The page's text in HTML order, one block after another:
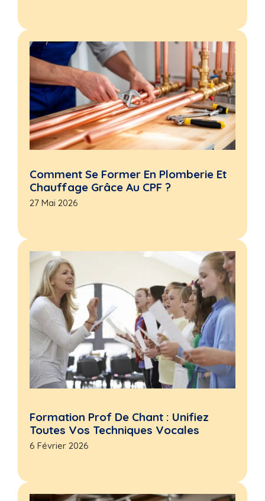
Comment Se Former En Plomberie Et
Chauffage Grâce Au CPF ?
27 Mai 2026
Formation Prof De Chant : Unifiez
Toutes Vos Techniques Vocales
6 Février 2026